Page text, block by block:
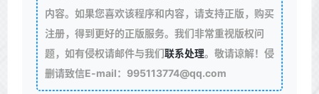
内容。如果您喜欢该程序和内容，请支持正版，购买
注册，得到更好的正版服务。我们非常重视版权问
题，如有侵权请邮件与我们联系处理。敬请谅解！侵
删请致信E-mail：995113774@qq.com